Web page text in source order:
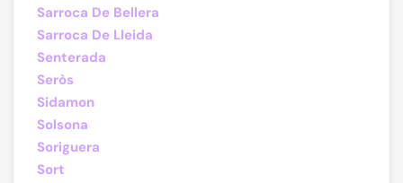
Sarroca De Bellera
Sarroca De Lleida
Senterada
Seròs
Sidamon
Solsona
Soriguera
Sort